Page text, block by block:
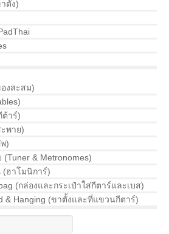
ตั้ง)
งสะสม)
ต้าร์)
พาย)
)
(Tuner & Metronomes)
(ฮาโมนิการ์)
(กล่องและกระเป๋าใส่กีตาร์และเบส)
& Hanging (ขาตั้งและที่แขวนกีตาร์)